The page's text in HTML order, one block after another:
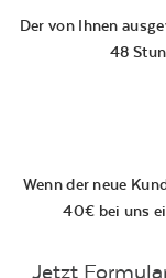
Der von Ihnen
48
Wenn der neue
40€ bei uns
Jetzt